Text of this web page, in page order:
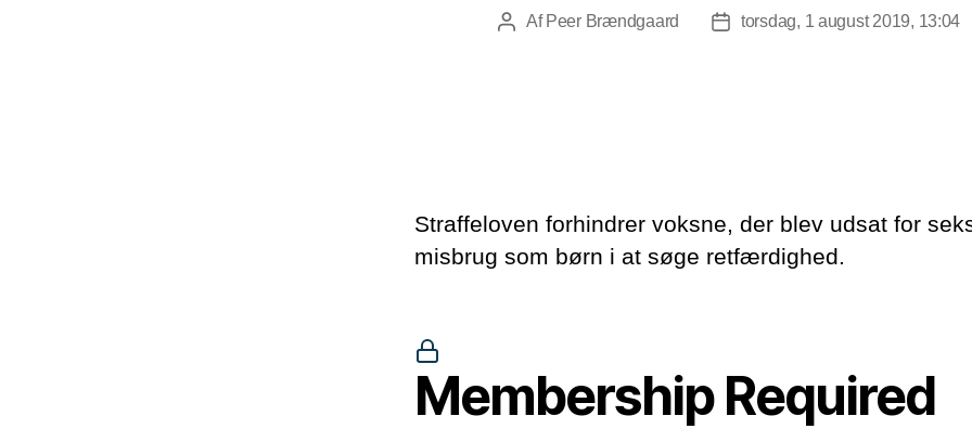
Indlægsforfatter
Af Peer Brændgaard Indlægsdato
torsdag, 1 august 2019, 13:04
Straffeloven forhindrer voksne, der blev udsat for
misbrug som børn i at søge retfærdighed.
Membership Required